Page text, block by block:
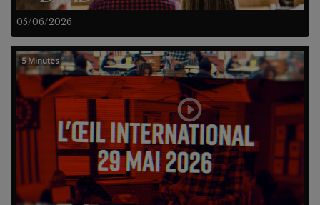
05/06/2026
5 Minutes